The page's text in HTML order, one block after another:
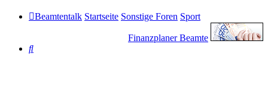
Beamtentalk Startseite Sonstige Foren Sport
Finanzplaner Beamte
Suche